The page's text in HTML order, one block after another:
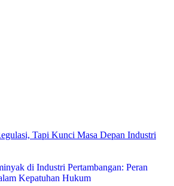
Tapi Kunci Masa Depan Industri